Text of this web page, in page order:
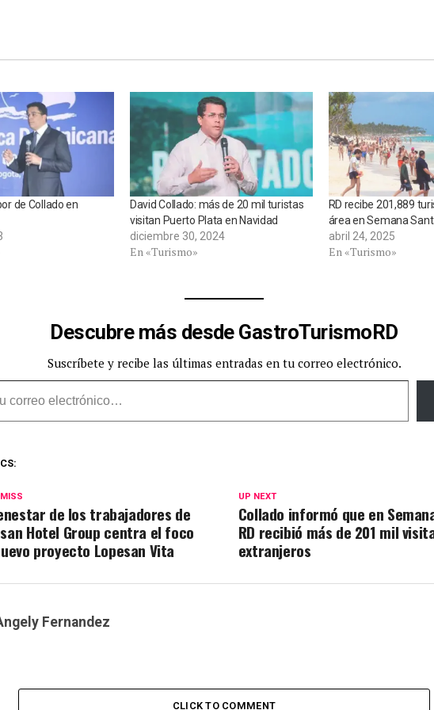
de Collado en
David Collado: más de 20 mil turistas
visitan Puerto Plata en Navidad
diciembre 30, 2024
En «Turismo»
RD recibe 201,889
área en Semana
abril 24, 2025
En «Turismo»
Descubre más desde GastroTurismoRD
Suscríbete y recibe las últimas entradas en tu correo electrónico.
UP NEXT
Collado informó que en
RD recibió más de 201 mil
extranjeros
de los trabajadores de
Hotel Group centra el foco
proyecto Lopesan Vita
Fernandez
CLICK TO COMMENT